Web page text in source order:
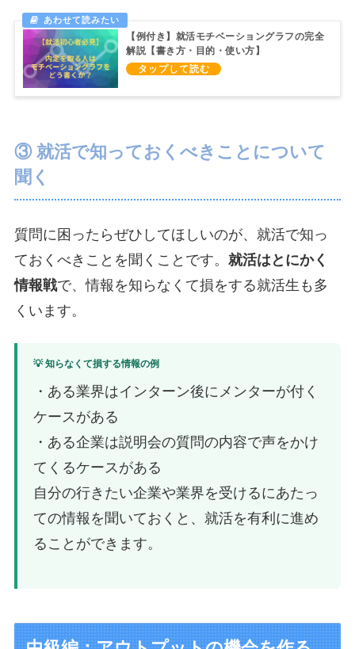
【例付き】就活モチベーショングラフの完全
解説【書き方・目的・使い方】
③ 就活で知っておくべきことについて
聞く
質問に困ったらぜひしてほしいのが、就活で知っ
ておくべきことを聞くことです。 就活はとにかく
情報戦で、情報を知らなくて損をする就活生も多
くいます。
💡 知らなくて損する情報の例
・ある業界はインターン後にメンターが付く
ケースがある
・ある企業は説明会の質問の内容で声をかけ
てくるケースがある
自分の行きたい企業や業界を受けるにあたっ
ての情報を聞いておくと、就活を有利に進め
ることができます。